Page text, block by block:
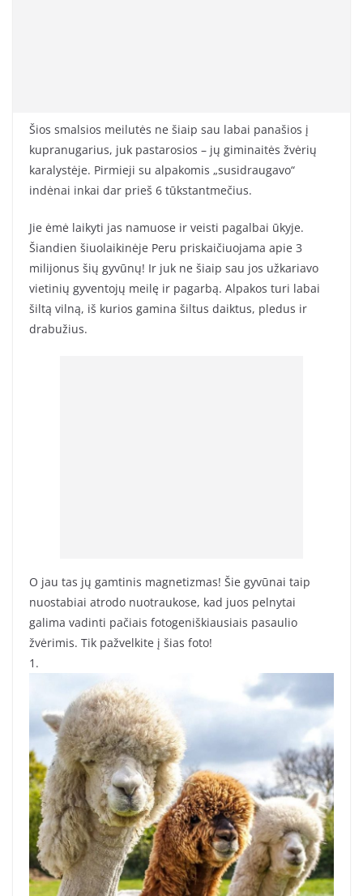
Šios smalsios meilutės ne šiaip sau labai panašios į
kupranugarius, juk pastarosios – jų giminaitės žvėrių
karalystėje. Pirmieji su alpakomis „susidraugavo“
indėnai inkai dar prieš 6 tūkstantmečius.
Jie ėmė laikyti jas namuose ir veisti pagalbai ūkyje.
Šiandien šiuolaikinėje Peru priskaičiuojama apie 3
milijonus šių gyvūnų! Ir juk ne šiaip sau jos užkariavo
vietinių gyventojų meilę ir pagarbą. Alpakos turi labai
šiltą vilną, iš kurios gamina šiltus daiktus, pledus ir
drabužius.
O jau tas jų gamtinis magnetizmas! Šie gyvūnai taip
nuostabiai atrodo nuotraukose, kad juos pelnytai
galima vadinti pačiais fotogeniškiausiais pasaulio
žvėrimis. Tik pažvelkite į šias foto!
1.